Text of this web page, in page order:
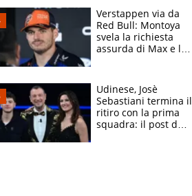
azzurri
Verstappen via da
Red Bull: Montoya
svela la richiesta
assurda di Max e lo
McLaren siano
meglio?”
Udinese, Josè
Sebastiani termina il
ritiro con la prima
squadra: il post del